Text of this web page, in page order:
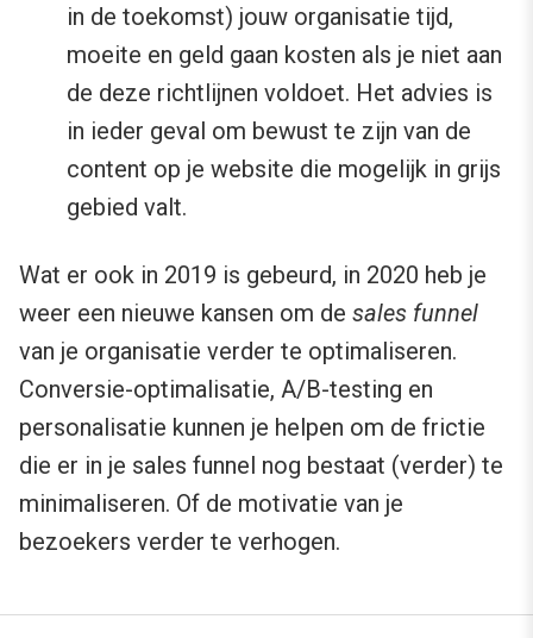
in de toekomst) jouw organisatie tijd,
moeite en geld gaan kosten als je niet aan
de deze richtlijnen voldoet. Het advies is
in ieder geval om bewust te zijn van de
content op je website die mogelijk in grijs
gebied valt.
Wat er ook in 2019 is gebeurd, in 2020 heb je
weer een nieuwe kansen om de sales funnel
van je organisatie verder te optimaliseren.
Conversie-optimalisatie, A/B-testing en
personalisatie kunnen je helpen om de frictie
die er in je sales funnel nog bestaat (verder) te
minimaliseren. Of de motivatie van je
bezoekers verder te verhogen.